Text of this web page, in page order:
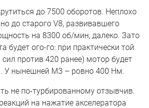
до 7500 оборотов. Неплохо
до старого V8, развивавшего
на 8300 об/мин, далеко. Зато
будет ого-го: при практически той
против 420 ранее) мотор будет
У нынешней M3 – ровно 400 Нм.
не по-турбированному отзывчив.
на нажатие акселератора